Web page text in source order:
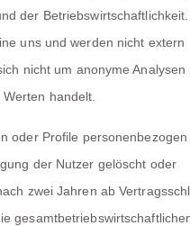
der
uns und werden nicht extern
nicht um anonyme Analysen
handelt.
oder Profile personenbezogen
der Nutzer gelöscht oder
zwei Jahren ab